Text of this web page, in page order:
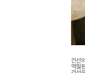
건선
역질